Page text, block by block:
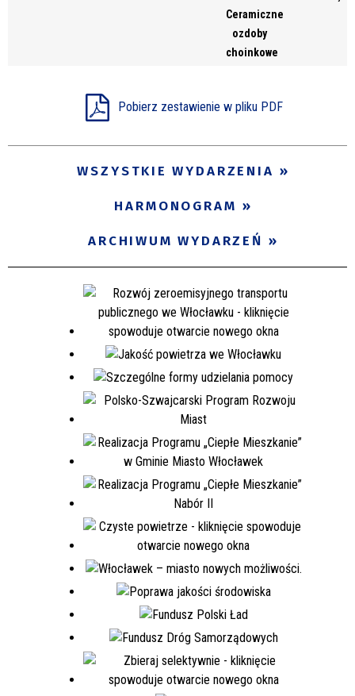
Ceramiczne
ozdoby
choinkowe
Pobierz zestawienie w pliku PDF
WSZYSTKIE WYDARZENIA
HARMONOGRAM
ARCHIWUM WYDARZEŃ